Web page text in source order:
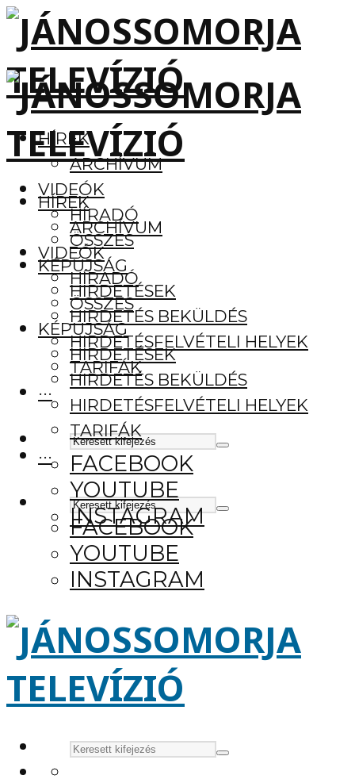
HÍREK
ARCHÍVUM
VIDEÓK
HÍRADÓ
ÖSSZES
KÉPÚJSÁG
HIRDETÉSEK
HIRDETÉS BEKÜLDÉS
HIRDETÉSFELVÉTELI HELYEK
TARIFÁK
···
FACEBOOK
YOUTUBE
INSTAGRAM
HÍREK
ARCHÍVUM
VIDEÓK
HÍRADÓ
ÖSSZES
KÉPÚJSÁG
HIRDETÉSEK
HIRDETÉS BEKÜLDÉS
HIRDETÉSFELVÉTELI HELYEK
TARIFÁK
···
FACEBOOK
YOUTUBE
INSTAGRAM